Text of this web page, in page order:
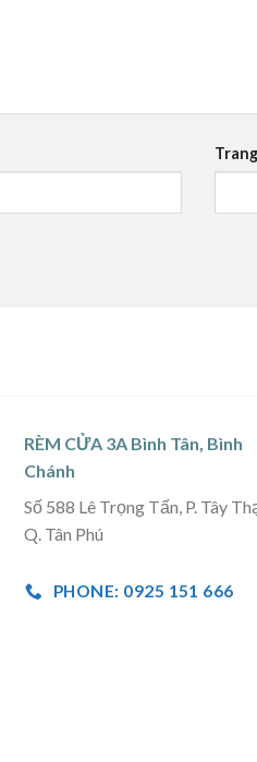
RÈM CỬA 3A Bình Tân, Bình
Chánh
Số 588 Lê Trọng Tấn, P. Tây
Q. Tân Phú
PHONE: 0925 151 666